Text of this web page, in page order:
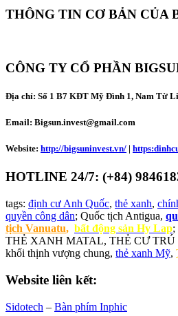
THÔNG TIN CƠ BẢN CỦA
CÔNG TY CỔ PHẦN
Địa chỉ: Số 1 B7 KĐT Mỹ Đình 1, Nam Từ
Email: Bigsun.invest@gmail.com
Website: http://bigsuninvest.vn/ |
HOTLINE 24/7: (+84)
tags: định cư Anh Quốc, thẻ xanh,
quyền công dân; Quốc tịch Antigua,
tịch Vanuatu, bất động sản Hy Lap;
THẺ XANH MATAL, THẺ CƯ TRÚ
khối thịnh vượng chung, thẻ xanh Mỹ,
Website liên kết:
Sidotech – Bàn phím Inphic